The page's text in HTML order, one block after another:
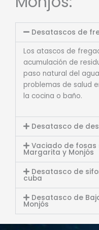
Desatascos de
Los atascos de
acumulación de
paso natural del
problemas de salud
la cocina o baño.
Desatasco de
Vaciado de fosas
Margarita y Monjós
Desatasco de
cuba
Desatasco de
Monjós